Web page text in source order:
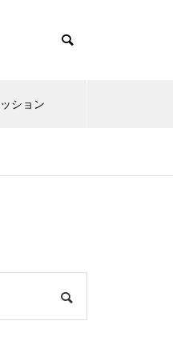
ション